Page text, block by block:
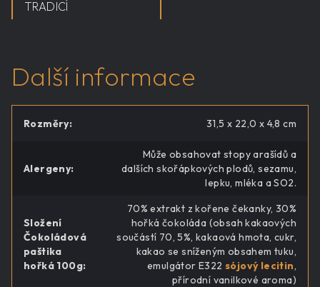
TRADICÍ
Další informace
Rozměry: 31,5 x 22,0 x 4,8 cm
Alergeny:
Může obsahovat stopy arašídů a
dalších skořápkových plodů, sezamu,
lepku, mléka a SO2.
Složení
Čokoládová
paštika
hořká 100g:
70% extrakt z kořene čekanky, 30%
hořká čokoláda (obsah kakaových
součástí 70, 5%, kakaová hmota, cukr,
kakao se sníženým obsahem tuku,
emulgátor E322 sójový lecitin,
přírodní vanilkové aroma)